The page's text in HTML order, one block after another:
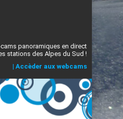
panoramiques en direct
stations des Alpes du Sud !
| Accèder aux webcams